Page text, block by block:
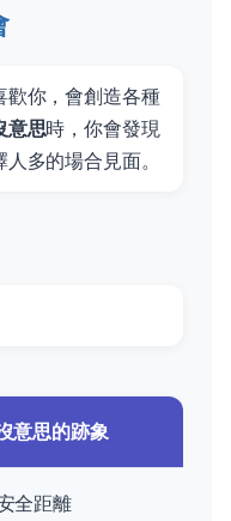
歡你，會創造各種
意思時，你會發現
多的場合見面。
意思的跡象
全距離